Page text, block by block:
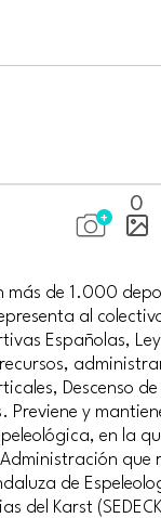
0
más de 1.000
al
Españolas,
Descenso de
y
en la
que
de
del Karst